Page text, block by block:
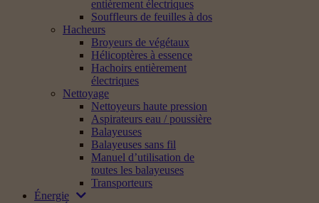
entièrement électriques
Souffleurs de feuilles à dos
Hacheurs
Broyeurs de végétaux
Hélicoptères à essence
Hachoirs entièrement
électriques
Nettoyage
Nettoyeurs haute pression
Aspirateurs eau / poussière
Balayeuses
Balayeuses sans fil
Manuel d’utilisation de
toutes les balayeuses
Transporteurs
Énergie